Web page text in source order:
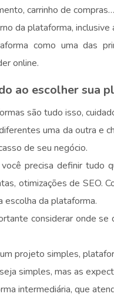
carrinho de compras…
da plataforma,
como uma das
online.
ao escolher sua
são tudo isso,
uma da outra e
de seu negócio.
precisa definir tudo
otimizações de SEO.
escolha da plataforma.
considerar onde
projeto simples,
simples, mas as
intermediária, que